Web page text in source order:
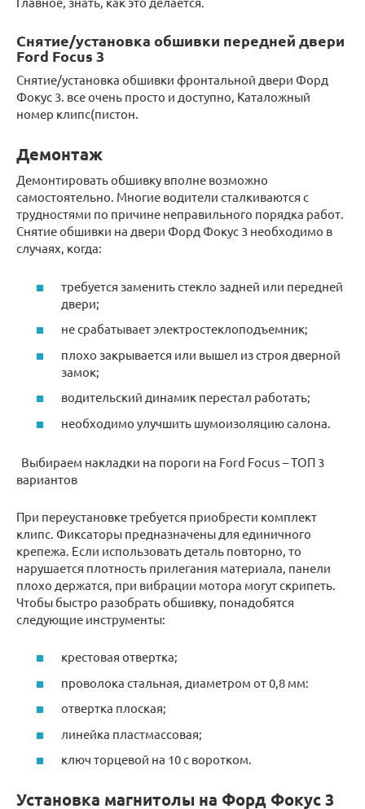
Снятие/установка обшивки передней двери
Ford Focus 3
Снятие/установка обшивки фронтальной двери Форд
Фокус 3. все очень просто и доступно, Каталожный
номер клипс(пистон.
Демонтаж
Демонтировать обшивку вполне возможно
самостоятельно. Многие водители сталкиваются с
трудностями по причине неправильного порядка работ.
Снятие обшивки на двери Форд Фокус 3 необходимо в
случаях, когда:
требуется заменить стекло задней или передней
двери;
не срабатывает электростеклоподъемник;
плохо закрывается или вышел из строя дверной
замок;
водительский динамик перестал работать;
необходимо улучшить шумоизоляцию салона.
Выбираем накладки на пороги на Ford Focus – ТОП 3
вариантов
При переустановке требуется приобрести комплект
клипс. Фиксаторы предназначены для единичного
крепежа. Если использовать деталь повторно, то
нарушается плотность прилегания материала, панели
плохо держатся, при вибрации мотора могут скрипеть.
Чтобы быстро разобрать обшивку, понадобятся
следующие инструменты:
крестовая отвертка;
проволока стальная, диаметром от 0,8 мм:
отвертка плоская;
линейка пластмассовая;
ключ торцевой на 10 с воротком.
Установка магнитолы на Форд Фокус 3